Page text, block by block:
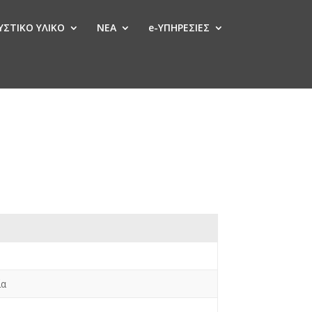
ΥΛΙΚΟ ΝΕΑ e-ΥΠΗΡΕΣΙΕΣ